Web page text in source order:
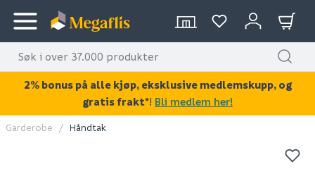
KAN DISSE VÆRE AV INTERESSE?
Garderobe Håndtak
2% bonus på alle kjøp, eksklusive medlemskupp, og
gratis frakt*! Bli medlem her!